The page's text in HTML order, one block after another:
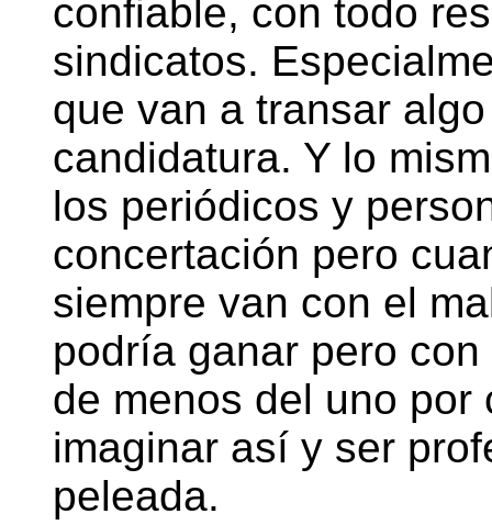
confiable, con todo
sindicatos.
que van a transar
candidatura. Y lo
los periódicos y
concertación pero
siempre van con el
podría ganar pero
de menos del uno por
imaginar así y ser
peleada.